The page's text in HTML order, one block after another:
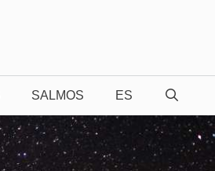
SALMOS ES